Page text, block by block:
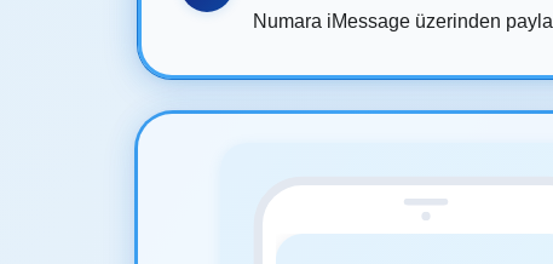
Numara iMessage üzerinden